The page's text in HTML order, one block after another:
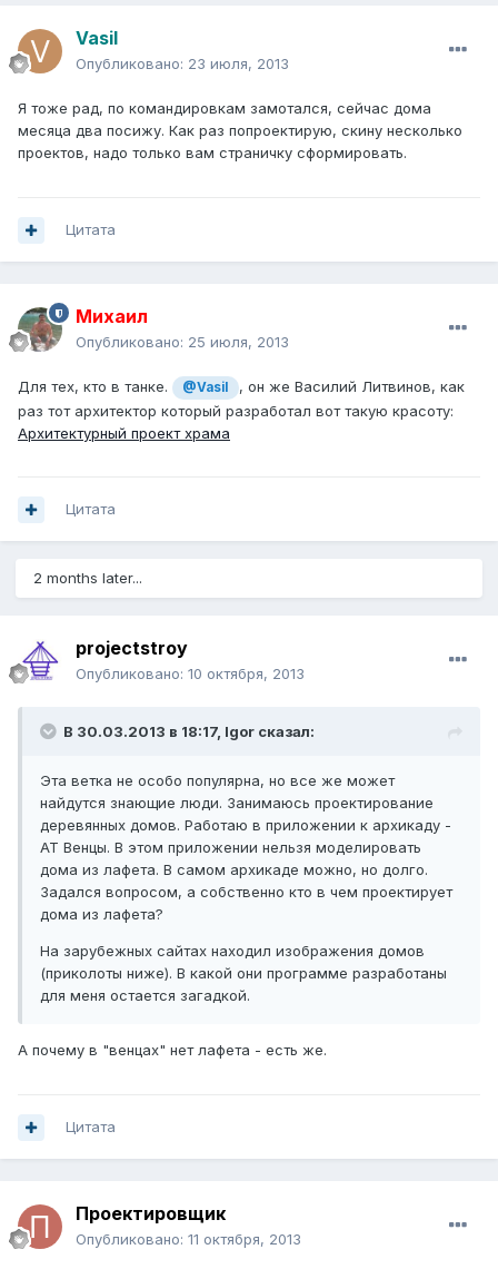
Vasil
Опубликовано: 23 июля, 2013
Я тоже рад, по командировкам замотался, сейчас дома
месяца два посижу. Как раз попроектирую, скину несколько
проектов, надо только вам страничку сформировать.
Цитата
Михаил
Опубликовано: 25 июля, 2013
Для тех, кто в танке. @Vasil
, он же Василий Литвинов, как
раз тот архитектор который разработал вот такую красоту:
Архитектурный проект храма
Цитата
2 months later...
projectstroy
Опубликовано: 10 октября, 2013
В 30.03.2013 в 18:17, Igor сказал:
Эта ветка не особо популярна, но все же может
найдутся знающие люди. Занимаюсь проектирование
деревянных домов. Работаю в приложении к архикаду -
АТ Венцы. В этом приложении нельзя моделировать
дома из лафета. В самом архикаде можно, но долго.
Задался вопросом, а собственно кто в чем проектирует
дома из лафета?
На зарубежных сайтах находил изображения домов
(приколоты ниже). В какой они программе разработаны
для меня остается загадкой.
А почему в "венцах" нет лафета - есть же.
Цитата
Проектировщик
Опубликовано: 11 октября, 2013